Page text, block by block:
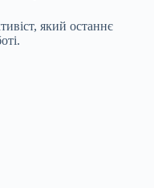
який останнє